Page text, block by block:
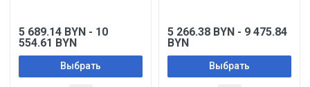
5 689.14 BYN - 10
554.61 BYN
Выбрать
5 266.38 BYN - 9 475.84
BYN
Выбрать